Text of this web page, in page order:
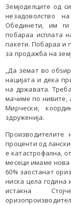
Земјоделците од
незадоволство
Обединети, им
побараа исплата
пакети. Побараа и
за продажба на
„Да земат во
нацијата и дека
на државата.
мачиме по нивите,
Мирчески,
здруженија.
проценти од
е катастрофална,
месеци имаме
60% заостанат
ниска цела година
истакна